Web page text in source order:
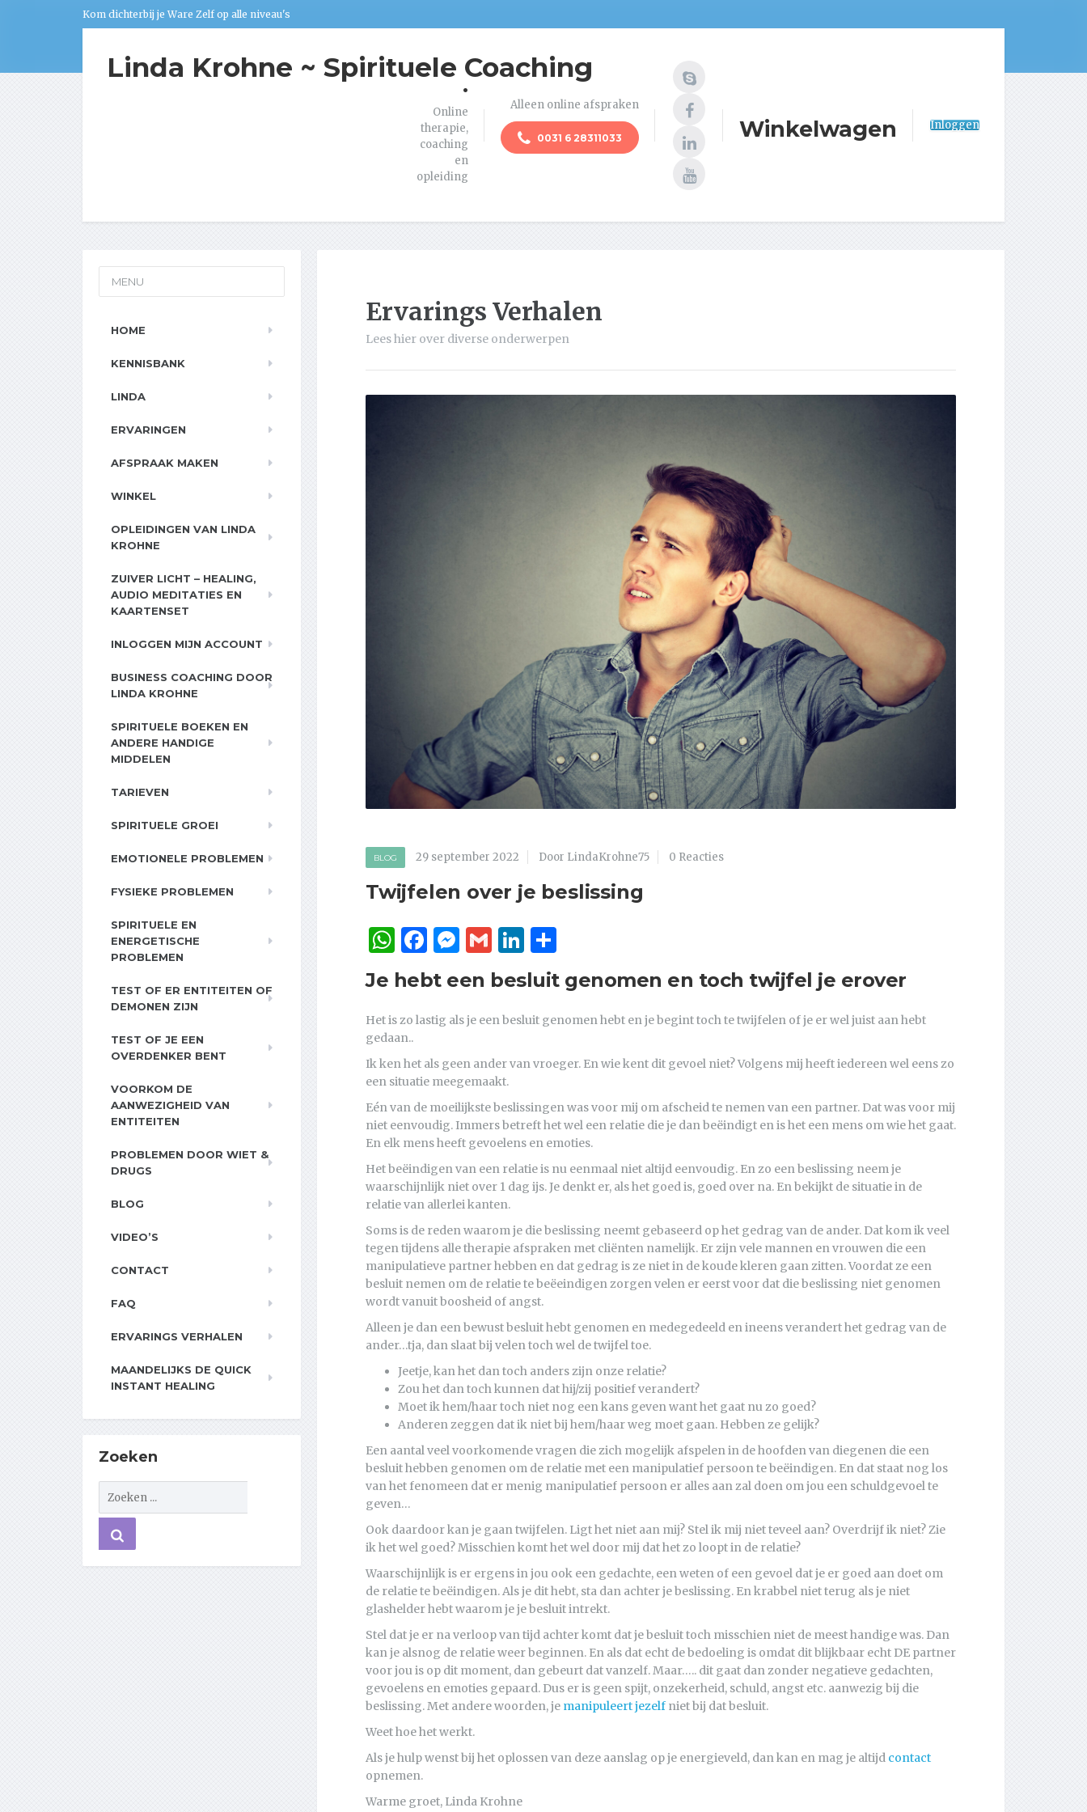
Kom dichterbij je Ware Zelf op alle niveau's
Linda Krohne ~ Spirituele Coaching
.
Online
therapie,
coaching
en
opleiding
Alleen online afspraken
0031 6 28311033 Winkelwagen Inloggen
Ervarings Verhalen
Lees hier over diverse onderwerpen
BLOG 29 september 2022 Door LindaKrohne75 0 Reacties
Twijfelen over je beslissing
WhatsApp
Facebook
Messenger
GmailLinkedIn
Je hebt een besluit genomen en toch twijfel je erover
Het is zo lastig als je een besluit genomen hebt en je begint toch te twijfelen of je er wel juist aan hebt
gedaan..
Ik ken het als geen ander van vroeger. En wie kent dit gevoel niet? Volgens mij heeft iedereen wel eens zo
een situatie meegemaakt.
Eén van de moeilijkste beslissingen was voor mij om afscheid te nemen van een partner. Dat was voor mij
niet eenvoudig. Immers betreft het wel een relatie die je dan beëindigt en is het een mens om wie het gaat.
En elk mens heeft gevoelens en emoties.
Het beëindigen van een relatie is nu eenmaal niet altijd eenvoudig. En zo een beslissing neem je
waarschijnlijk niet over 1 dag ijs. Je denkt er, als het goed is, goed over na. En bekijkt de situatie in de
relatie van allerlei kanten.
Soms is de reden waarom je die beslissing neemt gebaseerd op het gedrag van de ander. Dat kom ik veel
tegen tijdens alle therapie afspraken met cliënten namelijk. Er zijn vele mannen en vrouwen die een
manipulatieve partner hebben en dat gedrag is ze niet in de koude kleren gaan zitten. Voordat ze een
besluit nemen om de relatie te beëeindigen zorgen velen er eerst voor dat die beslissing niet genomen
wordt vanuit boosheid of angst.
Alleen je dan een bewust besluit hebt genomen en medegedeeld en ineens verandert het gedrag van de
ander…tja, dan slaat bij velen toch wel de twijfel toe.
Jeetje, kan het dan toch anders zijn onze relatie?
Zou het dan toch kunnen dat hij/zij positief verandert?
Moet ik hem/haar toch niet nog een kans geven want het gaat nu zo goed?
Anderen zeggen dat ik niet bij hem/haar weg moet gaan. Hebben ze gelijk?
Een aantal veel voorkomende vragen die zich mogelijk afspelen in de hoofden van diegenen die een
besluit hebben genomen om de relatie met een manipulatief persoon te beëindigen. En dat staat nog los
van het fenomeen dat er menig manipulatief persoon er alles aan zal doen om jou een schuldgevoel te
geven…
Ook daardoor kan je gaan twijfelen. Ligt het niet aan mij? Stel ik mij niet teveel aan? Overdrijf ik niet? Zie
ik het wel goed? Misschien komt het wel door mij dat het zo loopt in de relatie?
Waarschijnlijk is er ergens in jou ook een gedachte, een weten of een gevoel dat je er goed aan doet om
de relatie te beëindigen. Als je dit hebt, sta dan achter je beslissing. En krabbel niet terug als je niet
glashelder hebt waarom je je besluit intrekt.
Stel dat je er na verloop van tijd achter komt dat je besluit toch misschien niet de meest handige was. Dan
kan je alsnog de relatie weer beginnen. En als dat echt de bedoeling is omdat dit blijkbaar echt DE partner
voor jou is op dit moment, dan gebeurt dat vanzelf. Maar….. dit gaat dan zonder negatieve gedachten,
gevoelens en emoties gepaard. Dus er is geen spijt, onzekerheid, schuld, angst etc. aanwezig bij die
beslissing. Met andere woorden, je manipuleert jezelf niet bij dat besluit.
Weet hoe het werkt.
Als je hulp wenst bij het oplossen van deze aanslag op je energieveld, dan kan en mag je altijd contact
opnemen.
Warme groet, Linda Krohne
MENU
HOME
KENNISBANK
LINDA
ERVARINGEN
AFSPRAAK MAKEN
WINKEL
OPLEIDINGEN VAN LINDA
KROHNE
ZUIVER LICHT – HEALING,
AUDIO MEDITATIES EN
KAARTENSET
INLOGGEN MIJN ACCOUNT
BUSINESS COACHING DOOR
LINDA KROHNE
SPIRITUELE BOEKEN EN
ANDERE HANDIGE
MIDDELEN
TARIEVEN
SPIRITUELE GROEI
EMOTIONELE PROBLEMEN
FYSIEKE PROBLEMEN
SPIRITUELE EN
ENERGETISCHE
PROBLEMEN
TEST OF ER ENTITEITEN OF
DEMONEN ZIJN
TEST OF JE EEN
OVERDENKER BENT
VOORKOM DE
AANWEZIGHEID VAN
ENTITEITEN
PROBLEMEN DOOR WIET &
DRUGS
BLOG
VIDEO’S
CONTACT
FAQ
ERVARINGS VERHALEN
MAANDELIJKS DE QUICK
INSTANT HEALING
Zoeken